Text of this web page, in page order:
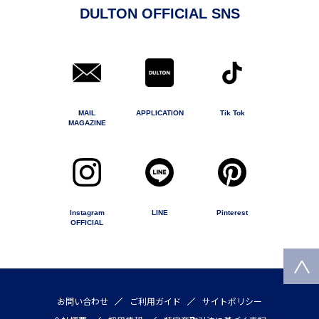
DULTON OFFICIAL SNS
MAIL
MAGAZINE
APPLICATION Tik Tok
Instagram
OFFICIAL
LINE Pinterest
お問い合わせ ご利用ガイド
サイトポリシー